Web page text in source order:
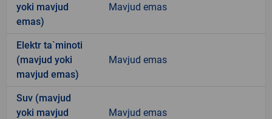
yoki mavjud
emas)
Mavjud emas
Elektr ta`minoti
(mavjud yoki
mavjud emas)
Mavjud emas
Suv (mavjud
yoki mavjud
Mavjud emas